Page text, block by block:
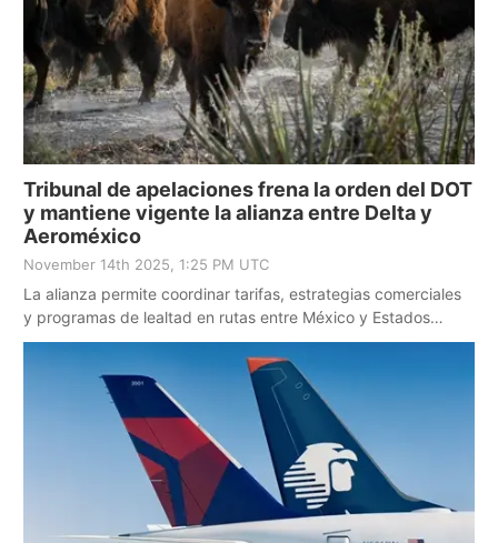
Tribunal de apelaciones frena la orden del DOT
y mantiene vigente la alianza entre Delta y
Aeroméxico
November 14th 2025, 1:25 PM UTC
La alianza permite coordinar tarifas, estrategias comerciales
y programas de lealtad en rutas entre México y Estados
Unidos.